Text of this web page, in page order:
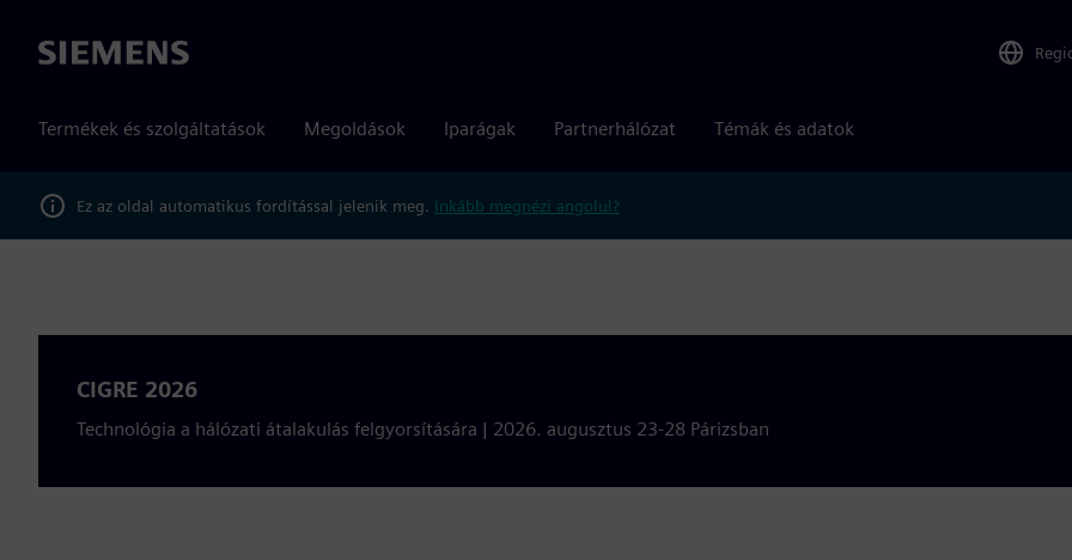
Siemens
Termékek és szolgáltatások Megoldások Iparágak Partnerhálózat Témák és adatok
Ez az oldal automatikus fordítással jelenik meg. Inkább megnézi angolul?
CIGRE 2026
Technológia a hálózati átalakulás felgyorsítására | 2026. augusztus 23-28 Párizsban